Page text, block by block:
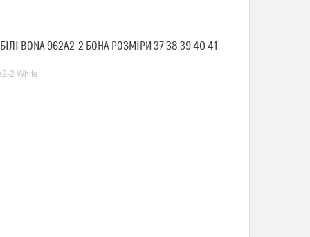
BONA 962A2-2 БОНА РОЗМІРИ 37 38 39 40 41
2 White